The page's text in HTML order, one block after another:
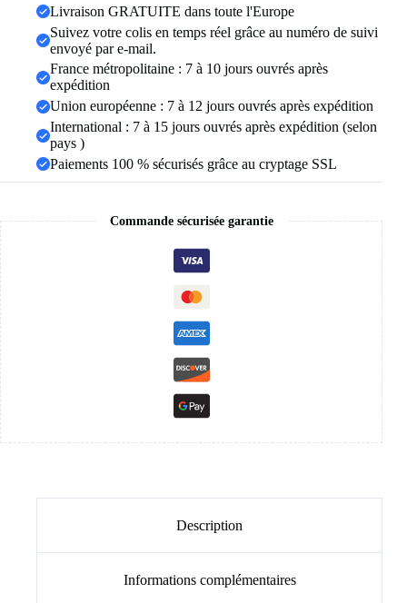
dragon
carbone,
alliance,
bijoux,
Livraison GRATUITE dans toute l'Europe
Suivez votre colis en temps réel grâce au numéro de suivi
envoyé par e-mail.
France métropolitaine : 7 à 10 jours ouvrés après
expédition
Union européenne : 7 à 12 jours ouvrés après expédition
International : 7 à 15 jours ouvrés après expédition (selon
pays )
Paiements 100 % sécurisés grâce au cryptage SSL
Commande sécurisée garantie
Description
Informations complémentaires